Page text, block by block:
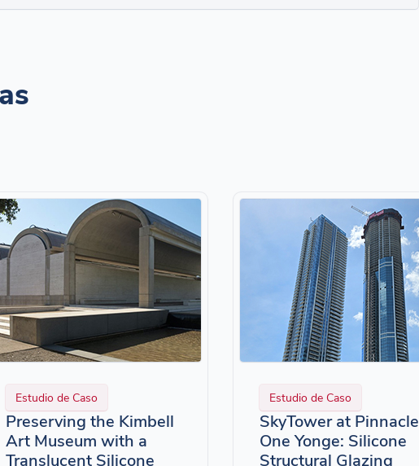
Estudio de Caso
Preserving the Kimbell
Art Museum with a
Translucent Silicone
Estudio de Caso
SkyTower at Pinnacle
One Yonge: Silicone
Structural Glazing